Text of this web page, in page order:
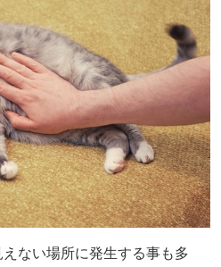
ない場所に発生する事も多